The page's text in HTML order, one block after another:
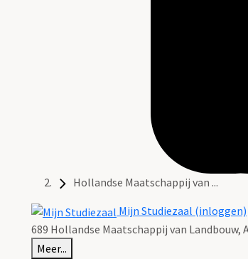
Hollandse Maatschappij van ...
Mijn Studiezaal (inloggen)
689 Hollandse Maatschappij van
Meer...